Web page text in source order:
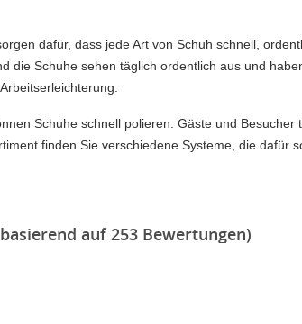
dafür, dass jede Art von Schuh schnell,
Schuhe sehen täglich ordentlich aus und
Schuhe schnell polieren. Gäste und Besucher
finden Sie verschiedene Systeme, die dafür
auf 253 Bewertungen)